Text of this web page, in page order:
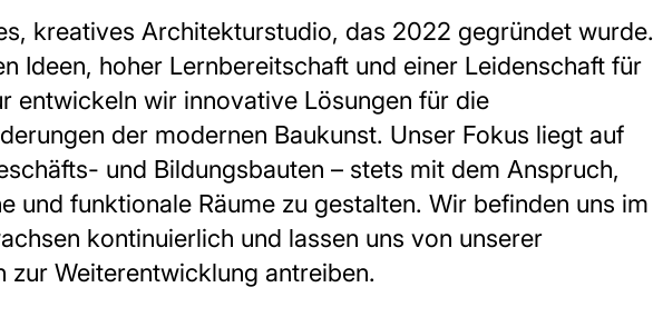
kreatives Architekturstudio, das 2022 gegründet wurde.
Ideen, hoher Lernbereitschaft und einer Leidenschaft für
entwickeln wir innovative Lösungen für die
der modernen Baukunst. Unser Fokus liegt auf
und Bildungsbauten – stets mit dem Anspruch,
und funktionale Räume zu gestalten. Wir befinden uns im
kontinuierlich und lassen uns von unserer
zur Weiterentwicklung antreiben.